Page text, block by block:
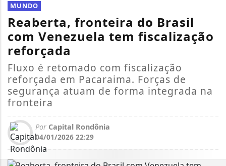
MUNDO
Reaberta, fronteira do Brasil
com Venezuela tem fiscalização
reforçada
Fluxo é retomado com fiscalização
reforçada em Pacaraima. Forças de
segurança atuam de forma integrada na
fronteira
Por Capital Rondônia
04/01/2026 22:29